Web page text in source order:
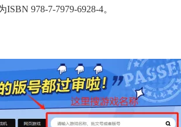
ISBN 978-7-7979-6928-4。